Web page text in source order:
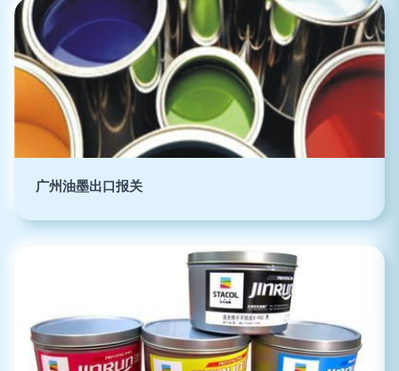
广州油墨出口报关